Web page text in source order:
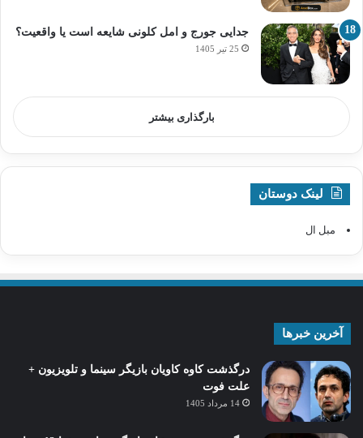
جدایی جورج و امل کلونی شایعه است یا واقعیت؟
25 تیر 1405
بارگذاری بیشتر
لینک دوستان
مبل ال
آخرین خبرها
درگذشت کاوه کاویان بازیگر سینما و تلویزیون +
علت فوت
14 مرداد 1405